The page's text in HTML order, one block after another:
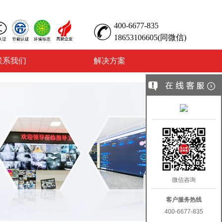
400-6677-835
18653106605(同微信)
系我们 解决方案
微信咨询
客户服务热线
400-6677-835